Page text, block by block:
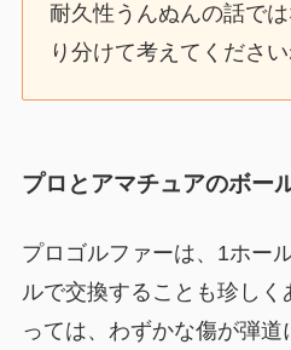
耐久性うんぬんの話で
り分けて考えてください
プロとアマチュアのボー
プロゴルファーは、1ホー
ルで交換することも珍しく
っては、わずかな傷が弾